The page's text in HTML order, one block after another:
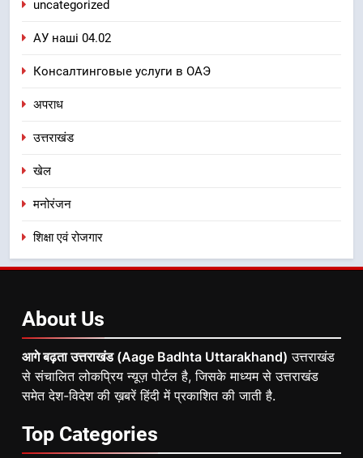
uncategorized
АУ наші 04.02
Консалтинговые услуги в ОАЭ
अपराध
उत्तराखंड
खेल
मनोरंजन
शिक्षा एवं रोजगार
About Us
आगे बढ़ता उत्तराखंड (Aage Badhta Uttarakhand) उत्तराखंड
से संचालित लोकप्रिय न्यूज़ पोर्टल है, जिसके माध्यम से उत्तराखंड
समेत देश-विदेश की ख़बरें हिंदी में प्रकाशित की जाती है.
Top Categories